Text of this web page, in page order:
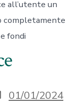
all’utente un
completamente
fondi
01/01/2024